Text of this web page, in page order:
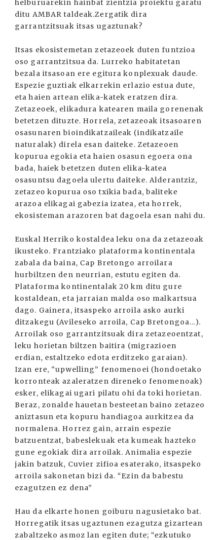
helburuarekin hainbat zientzia proiektu garatu
ditu AMBAR taldeak.Zergatik dira
garrantzitsuak itsas ugaztunak?
Itsas ekosistemetan zetazeoek duten funtzioa
oso garrantzitsua da. Lurreko habitatetan
bezala itsasoan ere egitura konplexuak daude.
Espezie guztiak elkarrekin erlazio estua dute,
eta haien artean elika-katek eratzen dira.
Zetazeoek, elikadura katearen maila gorenenak
betetzen dituzte. Horrela, zetazeoak itsasoaren
osasunaren bioindikatzaileak (indikatzaile
naturalak) direla esan daiteke. Zetazeoen
kopurua egokia eta haien osasun egoera ona
bada, haiek betetzen duten elika-katea
osasuntsu dagoela ulertu daiteke. Alderantziz,
zetazeo kopurua oso txikia bada, baliteke
arazoa elikagai gabezia izatea, eta horrek,
ekosisteman arazoren bat dagoela esan nahi du.
Euskal Herriko kostaldea leku ona da zetazeoak
ikusteko. Frantziako plataforma kontinentala
zabala da baina, Cap Bretongo arroilara
hurbiltzen den neurrian, estutu egiten da.
Plataforma kontinentalak 20 km ditu gure
kostaldean, eta jarraian malda oso malkartsua
dago. Gainera, itsaspeko arroila asko aurki
ditzakegu (Avileseko arroila, Cap Bretongoa...).
Arroilak oso garrantzitsuak dira zetazeoentzat,
leku horietan biltzen baitira (migrazioen
erdian, estaltzeko edota erditzeko garaian).
Izan ere, “upwelling” fenomenoei (hondoetako
korronteak azaleratzen direneko fenomenoak)
esker, elikagai ugari pilatu ohi da toki horietan.
Beraz, zonalde hauetan besteetan baino zetazeo
aniztasun eta kopuru handiagoa aurkitzea da
normalena. Horrez gain, arrain espezie
batzuentzat, babeslekuak eta kumeak hazteko
gune egokiak dira arroilak. Animalia espezie
jakin batzuk, Cuvier zifioa esaterako, itsaspeko
arroila sakonetan bizi da. “Ezin da babestu
ezagutzen ez dena”
Hau da elkarte honen goiburu nagusietako bat.
Horregatik itsas ugaztunen ezagutza gizartean
zabaltzeko asmoz lan egiten dute; “ezkutuko